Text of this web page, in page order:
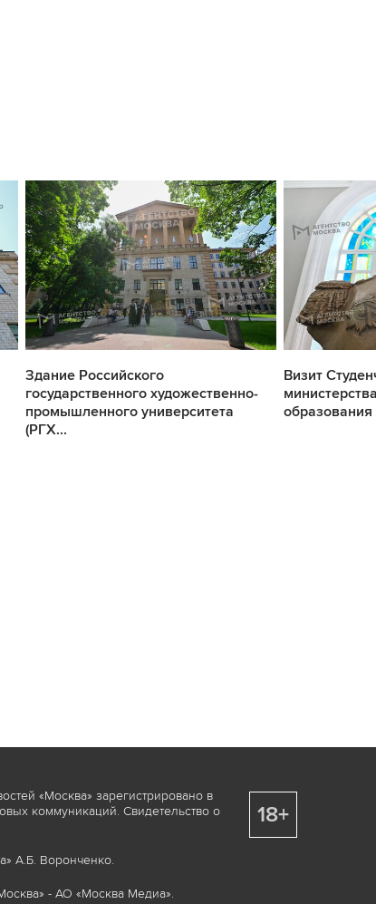
Здание Российского
государственного художественно-
промышленного университета
(РГХ...
Визит
«Москва» зарегистрировано в
коммуникаций. Свидетельство о
А.Б. Воронченко.
- АО «Москва Медиа».
18+